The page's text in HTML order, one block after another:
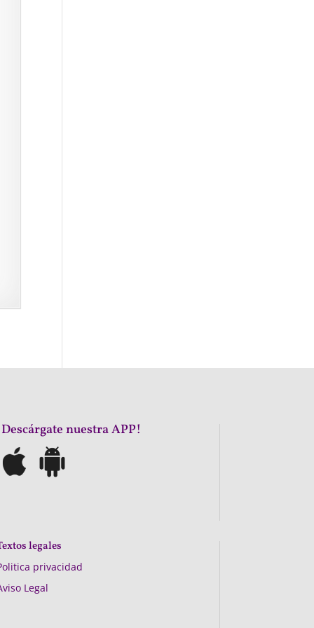
nuestra APP!
legales
privacidad
Legal